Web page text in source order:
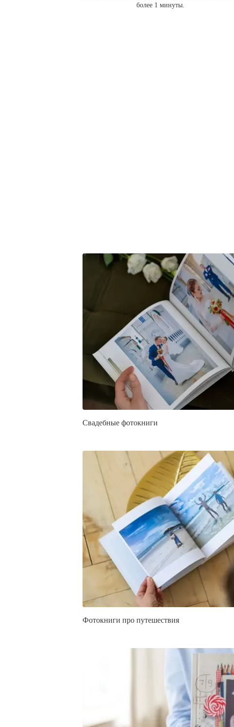
более 1 минуты.
Свадебные фотокниги
Фотокниги про путешествия